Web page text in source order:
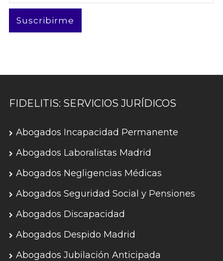
Suscribirme
FIDELITIS: SERVICIOS JURÍDICOS
Abogados Incapacidad Permanente
Abogados Laboralistas Madrid
Abogados Negligencias Médicas
Abogados Seguridad Social y Pensiones
Abogados Discapacidad
Abogados Despido Madrid
Abogados Jubilación Anticipada